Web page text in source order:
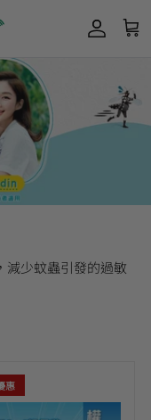
士護膚、
敦眼藥水
的需要。
減少蚊蟲引發的過敏
惠